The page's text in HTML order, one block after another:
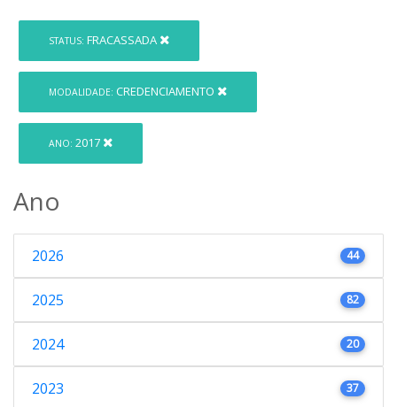
STATUS: FRACASSADA
MODALIDADE: CREDENCIAMENTO
ANO: 2017
Ano
2026 44
2025 82
2024 20
2023 37